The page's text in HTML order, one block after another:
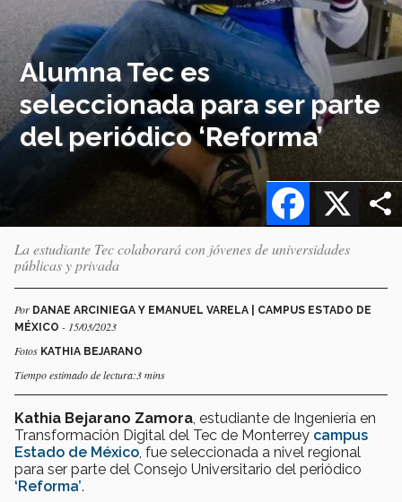
Alumna Tec es
seleccionada para ser parte
del periódico ‘Reforma’
X
Facebook
La estudiante Tec colaborará con jóvenes de universidades
públicas y privada
Por DANAE ARCINIEGA Y EMANUEL VARELA | CAMPUS ESTADO DE
MÉXICO - 15/03/2023
Fotos KATHIA BEJARANO
Tiempo estimado de lectura:3 mins
Kathia Bejarano Zamora , estudiante de Ingeniería en
Transformación Digital del Tec de Monterrey campus
Estado de México , fue seleccionada a nivel regional
para ser parte del Consejo Universitario del periódico
‘Reforma’.